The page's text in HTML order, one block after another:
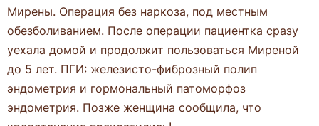
Мирены. Операция без наркоза, под местным
обезболиванием. После операции пациентка сразу
уехала домой и продолжит пользоваться Миреной
до 5 лет. ПГИ: железисто-фиброзный полип
эндометрия и гормональный патоморфоз
эндометрия. Позже женщина сообщила, что